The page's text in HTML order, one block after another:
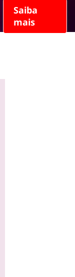
Saiba
mais